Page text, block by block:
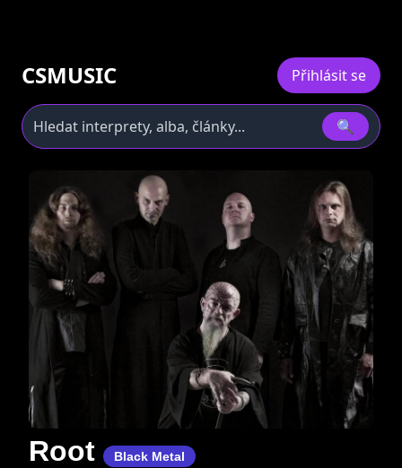
CSMUSIC Přihlásit se
🔍
Root Black Metal